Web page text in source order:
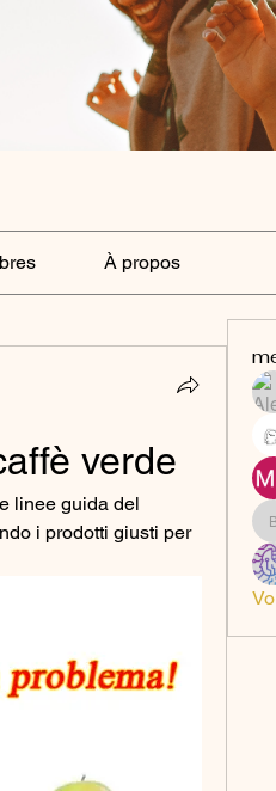
À propos
verde
linee guida del
i prodotti giusti per